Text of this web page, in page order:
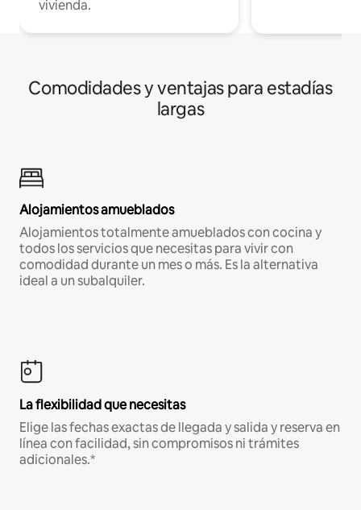
vivienda.
Comodidades y ventajas para estadías
largas
Alojamientos amueblados
Alojamientos totalmente amueblados con cocina y
todos los servicios que necesitas para vivir con
comodidad durante un mes o más. Es la alternativa
ideal a un subalquiler.
La flexibilidad que necesitas
Elige las fechas exactas de llegada y salida y reserva en
línea con facilidad, sin compromisos ni trámites
adicionales.*